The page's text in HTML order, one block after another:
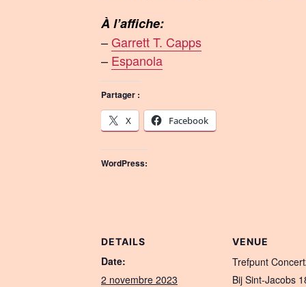
À l’affiche:
–Garrett T. Capps
– Espanola
Partager :
X Facebook
WordPress:
DETAILS
Date:
2 novembre 2023
VENUE
Trefpunt
Bij Sint-Jacobs